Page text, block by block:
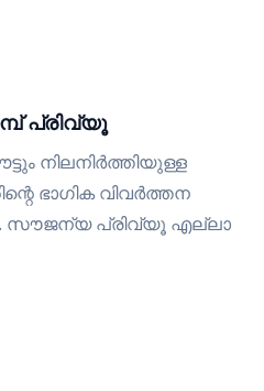
പ്രിവ്യൂ
നിലനിർത്തിയുള്ള
ഭാഗിക വിവർത്തന
സൗജന്യ പ്രിവ്യൂ എല്ലാ